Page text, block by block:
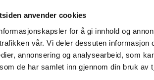
anvender cookies
for å gi innhold og
vår. Vi deler dessuten
annonsering og analysearbeid, som
de har samlet inn gjennom din bruk av